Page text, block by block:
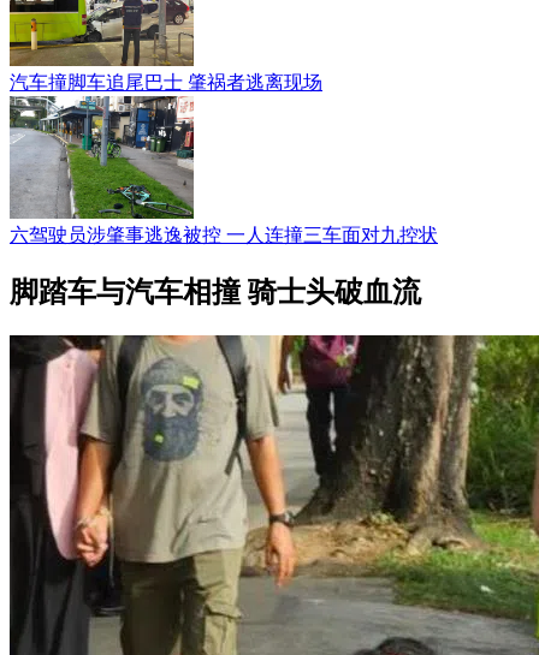
汽车撞脚车追尾巴士 肇祸者逃离现场
六驾驶员涉肇事逃逸被控 一人连撞三车面对九控状
脚踏车与汽车相撞 骑士头破血流